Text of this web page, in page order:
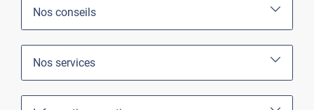
Nos conseils
Nos services